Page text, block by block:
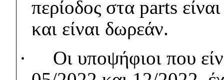
περίοδος στα parts
και είναι δωρεάν.
·
Οι υποψήφιοι που